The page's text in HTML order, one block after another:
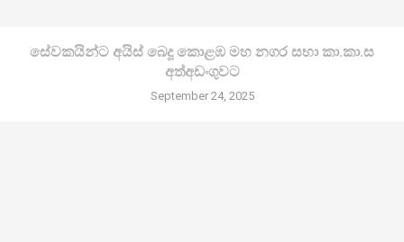
සේවකයින්ට අයිස් බෙදූ කොළඹ මහ නගර සභා කා.කා.ස
අත්අඩංගුවට
September 24, 2025